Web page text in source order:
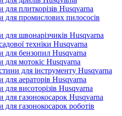
для плиткорізів Husqvarna
для промислових пилососів
для швонарізчиків Husqvarna
техніки Husqvarna
для бензопил Husqvarna
для мотокіс Husqvarna
для інструменту Husqvarna
для аераторів Husqvarna
для висоторізів Husqvarna
для газонокосарок Husqvarna
для газонокосарок роботів